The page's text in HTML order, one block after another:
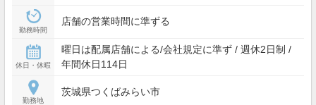
勤務時間
店舗の営業時間に準ずる
休日・休暇
曜日は配属店舗による/会社規定に準ず / 週休2日制 /
年間休日114日
勤務地
茨城県つくばみらい市